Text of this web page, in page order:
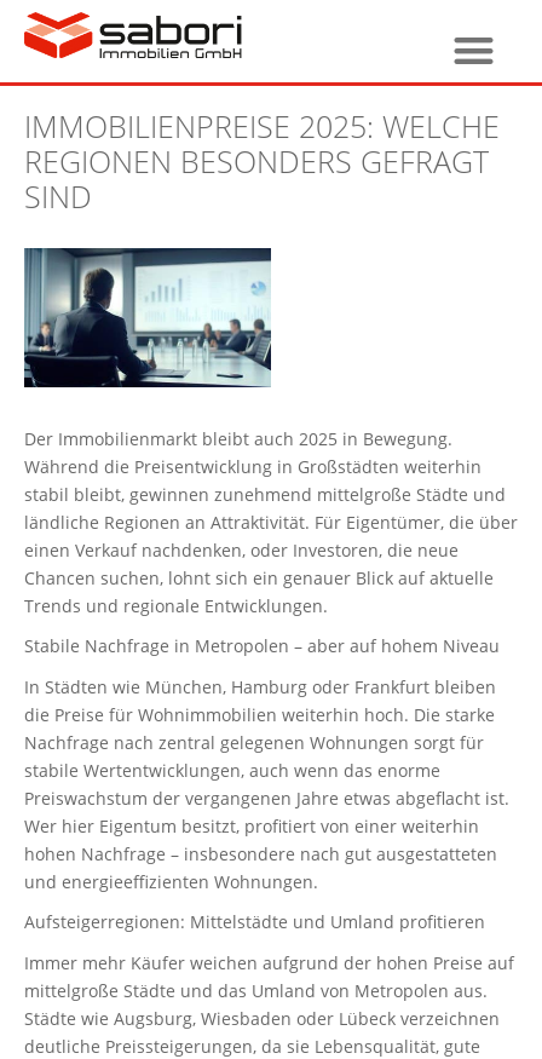
IMMOBILIENPREISE 2025: WELCHE
REGIONEN BESONDERS GEFRAGT
SIND
Der Immobilienmarkt bleibt auch 2025 in Bewegung.
Während die Preisentwicklung in Großstädten weiterhin
stabil bleibt, gewinnen zunehmend mittelgroße Städte und
ländliche Regionen an Attraktivität. Für Eigentümer, die über
einen Verkauf nachdenken, oder Investoren, die neue
Chancen suchen, lohnt sich ein genauer Blick auf aktuelle
Trends und regionale Entwicklungen.
Stabile Nachfrage in Metropolen – aber auf hohem Niveau
In Städten wie München, Hamburg oder Frankfurt bleiben
die Preise für Wohnimmobilien weiterhin hoch. Die starke
Nachfrage nach zentral gelegenen Wohnungen sorgt für
stabile Wertentwicklungen, auch wenn das enorme
Preiswachstum der vergangenen Jahre etwas abgeflacht ist.
Wer hier Eigentum besitzt, profitiert von einer weiterhin
hohen Nachfrage – insbesondere nach gut ausgestatteten
und energieeffizienten Wohnungen.
Aufsteigerregionen: Mittelstädte und Umland profitieren
Immer mehr Käufer weichen aufgrund der hohen Preise auf
mittelgroße Städte und das Umland von Metropolen aus.
Städte wie Augsburg, Wiesbaden oder Lübeck verzeichnen
deutliche Preissteigerungen, da sie Lebensqualität, gute